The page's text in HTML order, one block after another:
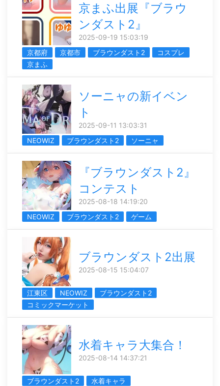
京まふ出展『ブラウ
ンダスト2』
2025-09-19 15:03:19
京都府
京都市 ブラウンダスト2
コスプレ
京まふ
ソーニャの新イベン
ト
2025-09-11 13:03:31
NEOWIZ
ブラウンダスト2 ソーニャ
『ブラウンダスト2』
コンテスト
2025-08-18 14:19:20
NEOWIZ
ブラウンダスト2 ゲーム
ブラウンダスト2出展
2025-08-15 15:04:07
江東区 NEOWIZ
ブラウンダスト2
コミックマーケット
水着キャラ大集合！
2025-08-14 14:37:21
ブラウンダスト2
水着キャラ